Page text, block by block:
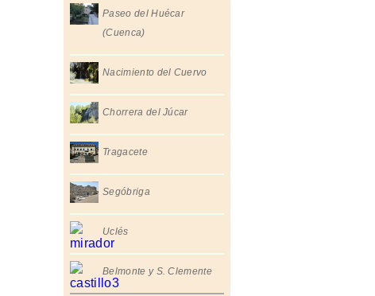
Paseo del Huécar
(Cuenca)
Nacimiento del Cuervo
Chorrera del Júcar
Tragacete
Segóbriga
Uclés
Belmonte y S. Clemente